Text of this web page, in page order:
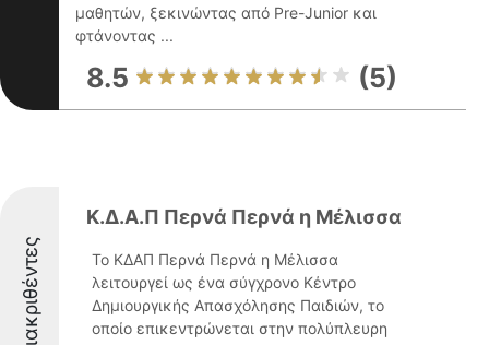
μαθητών, ξεκινώντας από Pre-Junior και
φτάνοντας ...
8.5 (5)
Διακριθέντες
Κ.Δ.Α.Π Περνά Περνά η Μέλισσα
Το ΚΔΑΠ Περνά Περνά η Μέλισσα
λειτουργεί ως ένα σύγχρονο Κέντρο
Δημιουργικής Απασχόλησης Παιδιών, το
οποίο επικεντρώνεται στην πολύπλευρη